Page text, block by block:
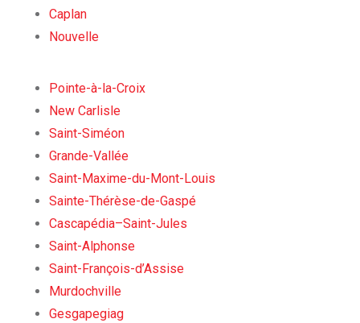
Caplan
Nouvelle
Pointe-à-la-Croix
New Carlisle
Saint-Siméon
Grande-Vallée
Saint-Maxime-du-Mont-Louis
Sainte-Thérèse-de-Gaspé
Cascapédia–Saint-Jules
Saint-Alphonse
Saint-François-d’Assise
Murdochville
Gesgapegiag